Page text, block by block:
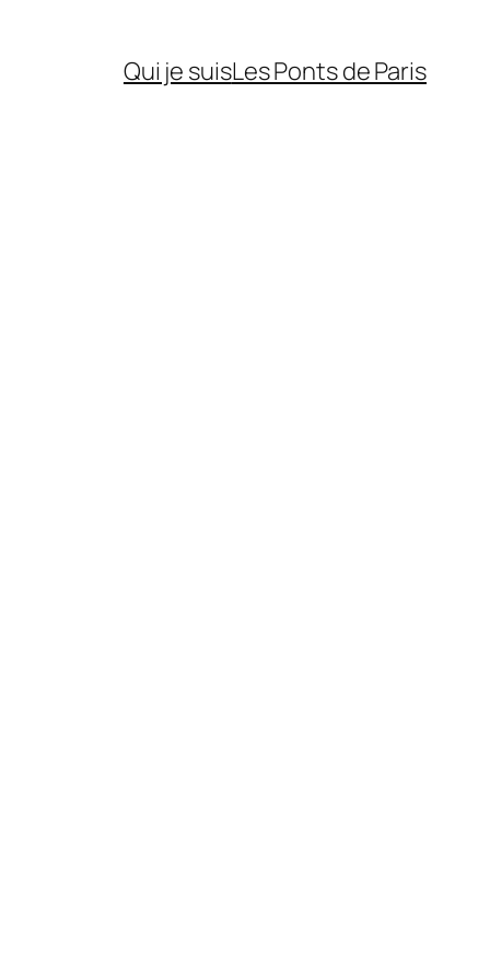
Qui je suisLes Ponts de Paris